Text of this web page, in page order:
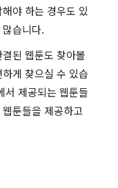
야 하는 경우도 있
습니다.
된 웹툰도 찾아볼
게 찾으실 수 있습
서 제공되는 웹툰들
툰들을 제공하고